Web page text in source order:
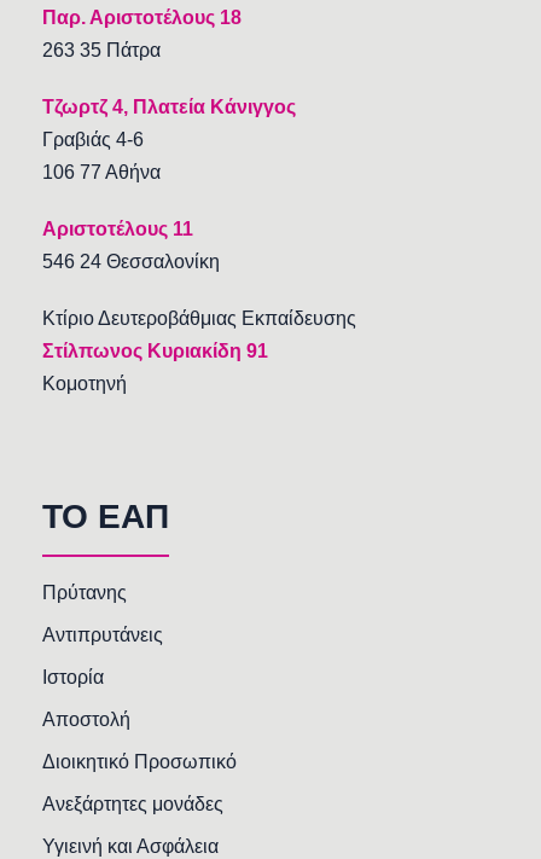
Παρ. Αριστοτέλους 18
263 35 Πάτρα
Τζωρτζ 4, Πλατεία Κάνιγγος
Γραβιάς 4-6
106 77 Αθήνα
Αριστοτέλους 11
546 24 Θεσσαλονίκη
Κτίριο Δευτεροβάθμιας Εκπαίδευσης
Στίλπωνος Κυριακίδη 91
Κομοτηνή
TO EAΠ
Πρύτανης
Αντιπρυτάνεις
Ιστορία
Αποστολή
Διοικητικό Προσωπικό
Ανεξάρτητες μονάδες
Υγιεινή και Ασφάλεια